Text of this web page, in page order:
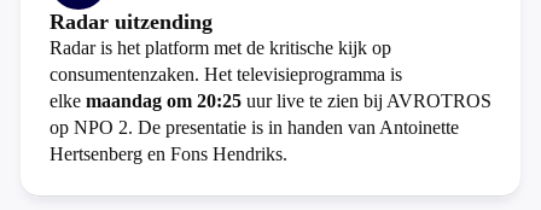
Radar uitzending
Radar is het platform met de kritische kijk op
consumentenzaken. Het televisieprogramma is
elke maandag om 20:25 uur live te zien bij AVROTROS
op NPO 2. De presentatie is in handen van Antoinette
Hertsenberg en Fons Hendriks.